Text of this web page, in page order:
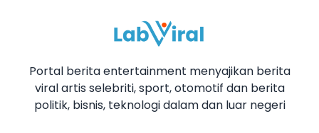
Portal berita entertainment menyajikan berita
viral artis selebriti, sport, otomotif dan berita
politik, bisnis, teknologi dalam dan luar negeri